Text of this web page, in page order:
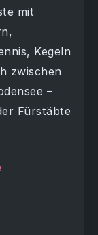
mit
Kegeln
zwischen
–
Fürstäbte